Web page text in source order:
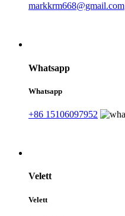
markkrm668@gmail.com
Whatsapp
Whatsapp
+86 15106097952
Velett
Velett